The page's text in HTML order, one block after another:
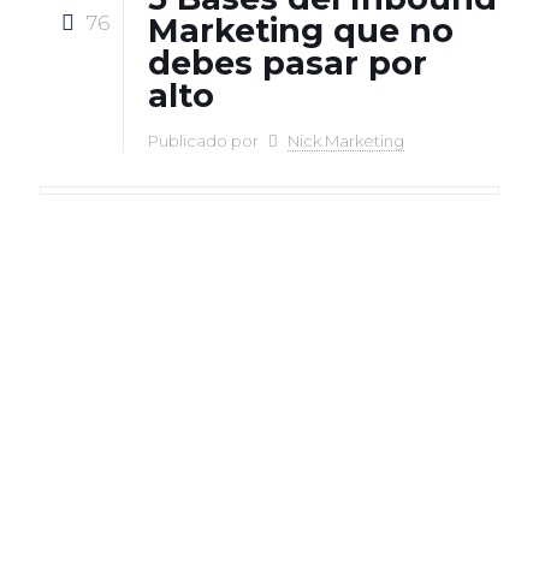
76
Marketing que no
debes pasar por
alto
Publicado por Nick Marketing